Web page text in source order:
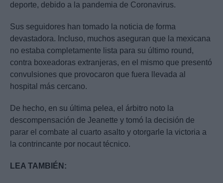
deporte, debido a la pandemia de Coronavirus.
Sus seguidores han tomado la noticia de forma
devastadora. Incluso, muchos aseguran que la mexicana
no estaba completamente lista para su último round,
contra boxeadoras extranjeras, en el mismo que presentó
convulsiones que provocaron que fuera llevada al
hospital más cercano.
De hecho, en su última pelea, el árbitro noto la
descompensación de Jeanette y tomó la decisión de
parar el combate al cuarto asalto y otorgarle la victoria a
la contrincante por nocaut técnico.
LEA TAMBIÉN: